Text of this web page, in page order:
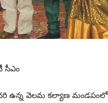
కల్యాణ మండపంలో